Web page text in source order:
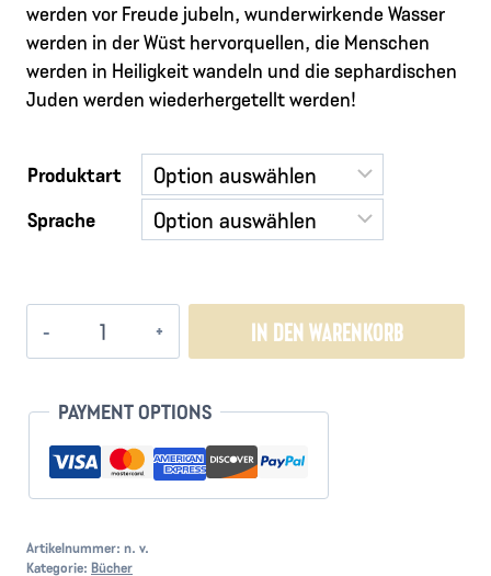
werden vor Freude jubeln, wunderwirkende Wasser
werden in der Wüst hervorquellen, die Menschen
werden in Heiligkeit wandeln und die sephardischen
Juden werden wiederhergetellt werden!
Produktart
Sprache
IN DEN WARENKORB
PAYMENT OPTIONS
Artikelnummer: n. v.
Kategorie: Bücher